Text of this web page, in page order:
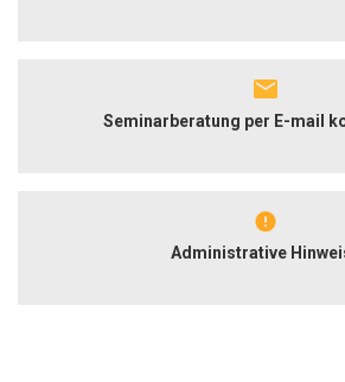
Seminarberatung per E-mail
Administrative